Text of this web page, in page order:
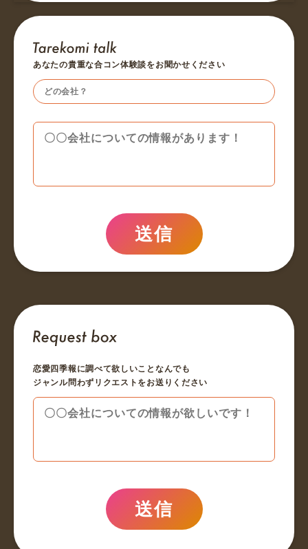
あなたの貴重な合コン体験談をお聞かせください
送信
恋愛四季報に調べて欲しいことなんでも
ジャンル問わずリクエストをお送りください
送信